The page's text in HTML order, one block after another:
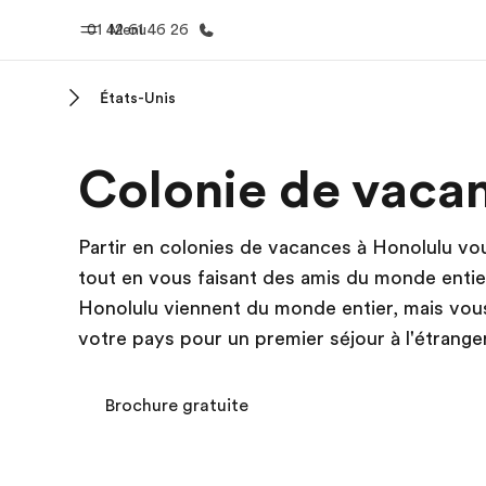
Menu
01 42 61 46 26
Bienvenue chez EF Nos
États-Unis
Colonie de
Partir en colonies de vacances à Honolulu
tout en vous faisant des amis du monde
Honolulu viennent du monde entier, mais
votre pays pour un premier séjour à
Brochure gratuite